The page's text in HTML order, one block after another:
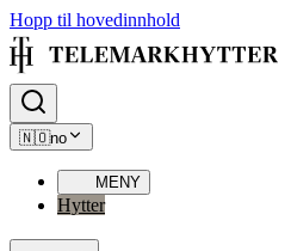
Hopp til hovedinnhold
🇳🇴no
MENY
Hytter